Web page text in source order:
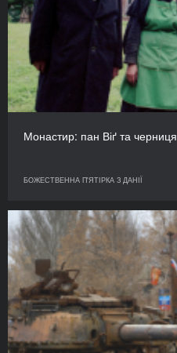
Монастир: пан Віґ та черниця
БОЖЕСТВЕННА П'ЯТІРКА З ДАНІЇ